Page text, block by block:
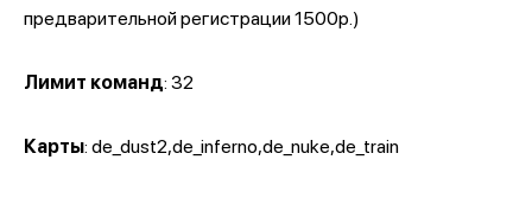
предварительной регистрации 1500р.)
Лимит команд: 32
Карты: de_dust2,de_inferno,de_nuke,de_train